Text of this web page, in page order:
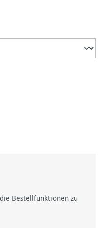
Bestellfunktionen zu